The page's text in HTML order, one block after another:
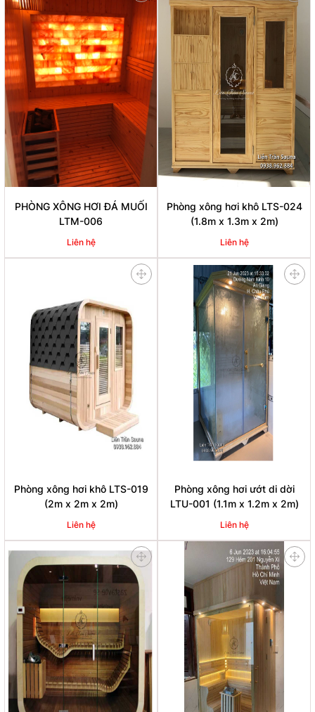
PHÒNG XÔNG HƠI ĐÁ MUỐI
LTM-006
Liên hệ
Phòng xông hơi khô LTS-024
(1.8m x 1.3m x 2m)
Liên hệ
Phòng xông hơi khô LTS-019
(2m x 2m x 2m)
Liên hệ
Phòng xông hơi ướt di dời
LTU-001 (1.1m x 1.2m x 2m)
Liên hệ